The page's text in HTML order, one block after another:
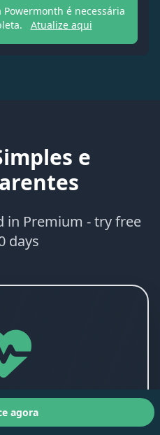
Powermonth é necessária
Atualize aqui
e
in Premium - try free
days
VLamax
nível laboratorial
agora